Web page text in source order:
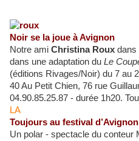
Noir se la joue à Avignon
Notre ami Christina Roux dans
dans une adaptation du Le
(éditions Rivages/Noir) du 7 au
40Au Petit Chien, 76 rue
04.90.85.25.87 - durée 1h20.
LA
Toujours au festival d’Avignon
Un polar - spectacle du conteur